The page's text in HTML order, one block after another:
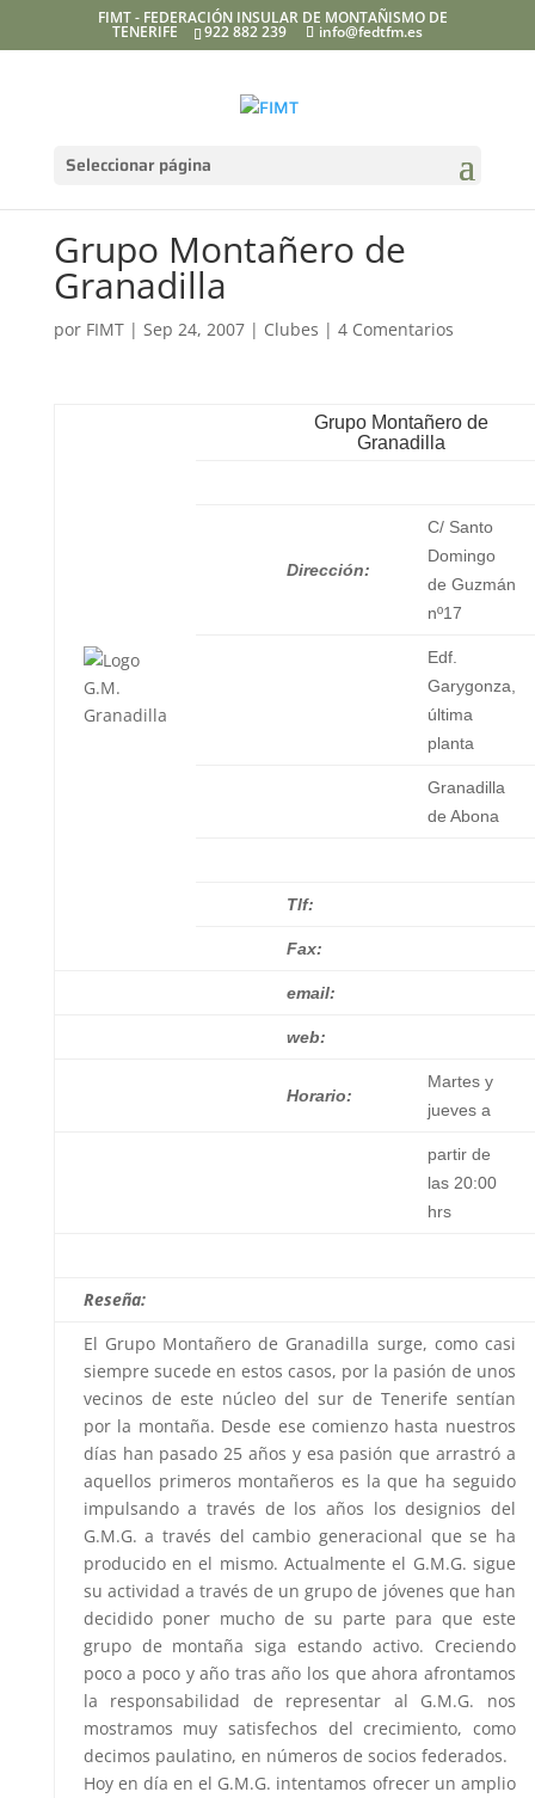
FIMT - FEDERACIÓN INSULAR DE MONTAÑISMO DE
TENERIFE 922 882 239 info@fedtfm.es
Seleccionar página
Grupo Montañero de
Granadilla
por FIMT| Sep 24, 2007| Clubes | 4 Comentarios
Grupo Montañero de
Granadilla
Dirección:
C/ Santo
Domingo
de Guzmán
nº17
Edf.
Garygonza,
última
planta
Granadilla
de Abona
Tlf:
Fax:
email:
web:
Horario:
Martes y
jueves a
partir de
las 20:00
hrs
Reseña:
El Grupo Montañero de Granadilla surge, como casi
siempre sucede en estos casos, por la pasión de unos
vecinos de este núcleo del sur de Tenerife sentían
por la montaña. Desde ese comienzo hasta nuestros
días han pasado 25 años y esa pasión que arrastró a
aquellos primeros montañeros es la que ha seguido
impulsando a través de los años los designios del
G.M.G. a través del cambio generacional que se ha
producido en el mismo. Actualmente el G.M.G. sigue
su actividad a través de un grupo de jóvenes que han
decidido poner mucho de su parte para que este
grupo de montaña siga estando activo. Creciendo
poco a poco y año tras año los que ahora afrontamos
la responsabilidad de representar al G.M.G. nos
mostramos muy satisfechos del crecimiento, como
decimos paulatino, en números de socios federados.
Hoy en día en el G.M.G. intentamos ofrecer un amplio